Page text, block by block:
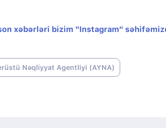
xəbərləri bizim "Instagram"
Nəqliyyat Agentliyi (AYNA)